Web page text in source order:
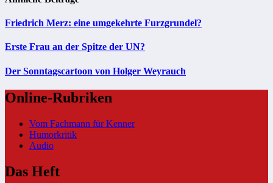
Friedrich Merz: eine umgekehrte Furzgrundel?
Erste Frau an der Spitze der UN?
Der Sonntagscartoon von Holger Weyrauch
Online-Rubriken
Vom Fachmann für Kenner
Humorkritik
Audio
Das Heft